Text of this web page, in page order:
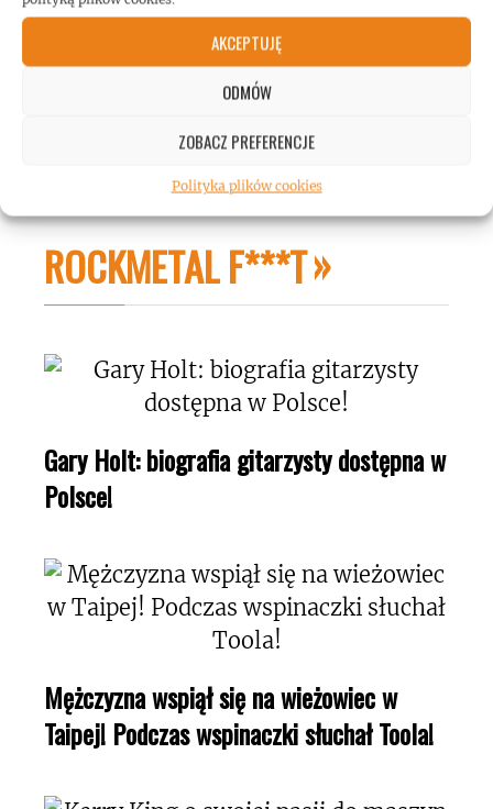
AKCEPTUJĘ
ODMÓW
ZOBACZ PREFERENCJE
Polityka plików cookies
ROCKMETAL F***T
Gary Holt: biografia gitarzysty dostępna w
Polsce!
Mężczyzna wspiął się na wieżowiec w
Taipej! Podczas wspinaczki słuchał Toola!